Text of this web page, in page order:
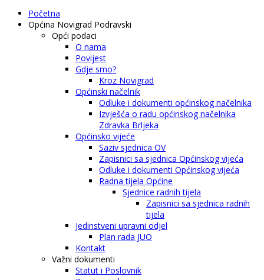
Početna
Općina Novigrad Podravski
Opći podaci
O nama
Povijest
Gdje smo?
Kroz Novigrad
Općinski načelnik
Odluke i dokumenti općinskog načelnika
Izvješća o radu općinskog načelnika
Zdravka Brljeka
Općinsko vijeće
Saziv sjednica OV
Zapisnici sa sjednica Općinskog vijeća
Odluke i dokumenti Općinskog vijeća
Radna tijela Općine
Sjednice radnih tijela
Zapisnici sa sjednica radnih
tijela
Jedinstveni upravni odjel
Plan rada JUO
Kontakt
Važni dokumenti
Statut i Poslovnik